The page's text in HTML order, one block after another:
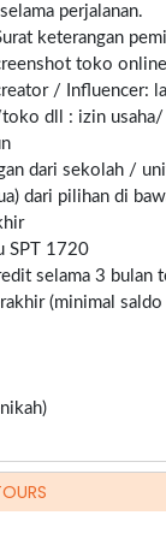
perjalanan.
keterangan
toko
/ Influencer:
dll : izin usaha/
dari sekolah /
dari pilihan di
SPT 1720
selama 3 bulan
(minimal